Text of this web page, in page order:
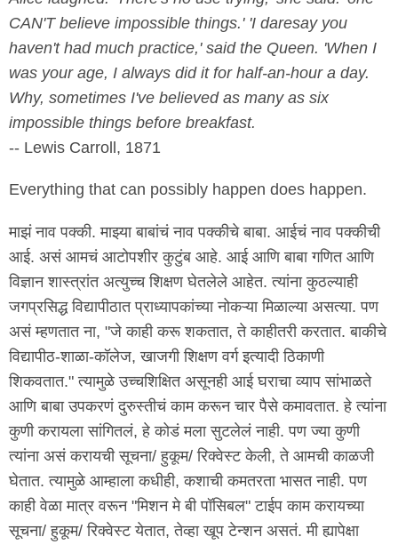
CAN'T believe impossible things.' 'I daresay you
haven't had much practice,' said the Queen. 'When I
was your age, I always did it for half-an-hour a day.
Why, sometimes I've believed as many as six
impossible things before breakfast.
-- Lewis Carroll, 1871
Everything that can possibly happen does happen.
माझं नाव पक्की. माझ्या बाबांचं नाव पक्कीचे बाबा. आईचं नाव पक्कीची
आई. असं आमचं आटोपशीर कुटुंब आहे. आई आणि बाबा गणित आणि
विज्ञान शास्त्रांत अत्युच्च शिक्षण घेतलेले आहेत. त्यांना कुठल्याही
जगप्रसिद्ध विद्यापीठात प्राध्यापकांच्या नोकऱ्या मिळाल्या असत्या. पण
असं म्हणतात ना, "जे काही करू शकतात, ते काहीतरी करतात. बाकीचे
विद्यापीठ-शाळा-कॉलेज, खाजगी शिक्षण वर्ग इत्यादी ठिकाणी
शिकवतात." त्यामुळे उच्चशिक्षित असूनही आई घराचा व्याप सांभाळते
आणि बाबा उपकरणं दुरुस्तीचं काम करून चार पैसे कमावतात. हे त्यांना
कुणी करायला सांगितलं, हे कोडं मला सुटलेलं नाही. पण ज्या कुणी
त्यांना असं करायची सूचना/ हुकूम/ रिक्वेस्ट केली, ते आमची काळजी
घेतात. त्यामुळे आम्हाला कधीही, कशाची कमतरता भासत नाही. पण
काही वेळा मात्र वरून "मिशन मे बी पॉसिबल" टाईप काम करायच्या
सूचना/ हुकूम/ रिक्वेस्ट येतात, तेव्हा खूप टेन्शन असतं. मी ह्यापेक्षा